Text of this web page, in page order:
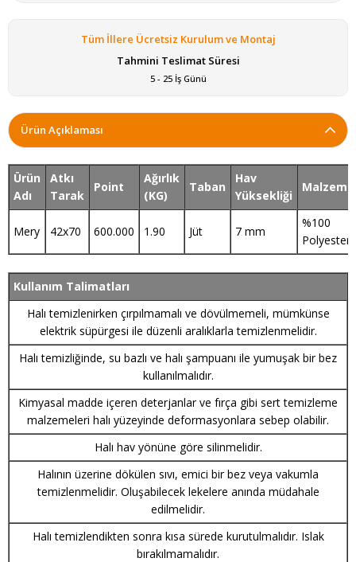
Tüm İllere Ücretsiz Kurulum ve Montaj
Tahmini Teslimat Süresi
5 - 25 İş Günü
Ürün Açıklaması
Ürün
Adı
Atkı
Tarak
Point
Ağırlık
(KG)
Taban
Hav
Yüksekliği
Malzeme
Mery 42x70 600.000 1.90 Jüt 7 mm
%100
Polyester
Kullanım Talimatları
Halı temizlenirken çırpılmamalı ve dövülmemeli, mümkünse
elektrik süpürgesi ile düzenli aralıklarla temizlenmelidir.
Halı temizliğinde, su bazlı ve halı şampuanı ile yumuşak bir bez
kullanılmalıdır.
Kimyasal madde içeren deterjanlar ve fırça gibi sert temizleme
malzemeleri halı yüzeyinde deformasyonlara sebep olabilir.
Halı hav yönüne göre silinmelidir.
Halının üzerine dökülen sıvı, emici bir bez veya vakumla
temizlenmelidir. Oluşabilecek lekelere anında müdahale
edilmelidir.
Halı temizlendikten sonra kısa sürede kurutulmalıdır. Islak
bırakılmamalıdır.